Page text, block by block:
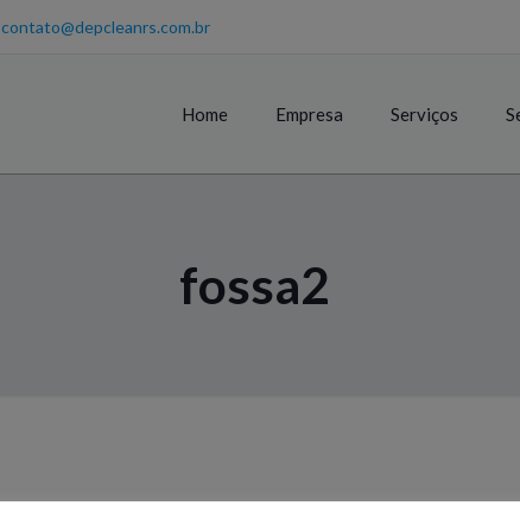
contato@depcleanrs.com.br
Home Empresa Serviços
fossa2